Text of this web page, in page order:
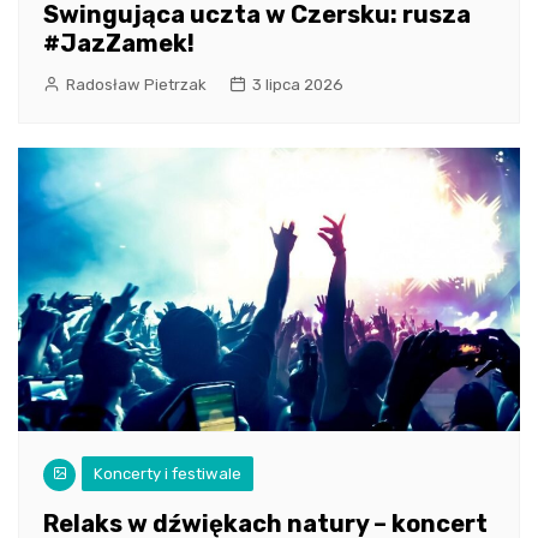
Swingująca uczta w Czersku: rusza
#JazZamek!
Radosław Pietrzak 3 lipca 2026
Koncerty i festiwale
Relaks w dźwiękach natury – koncert